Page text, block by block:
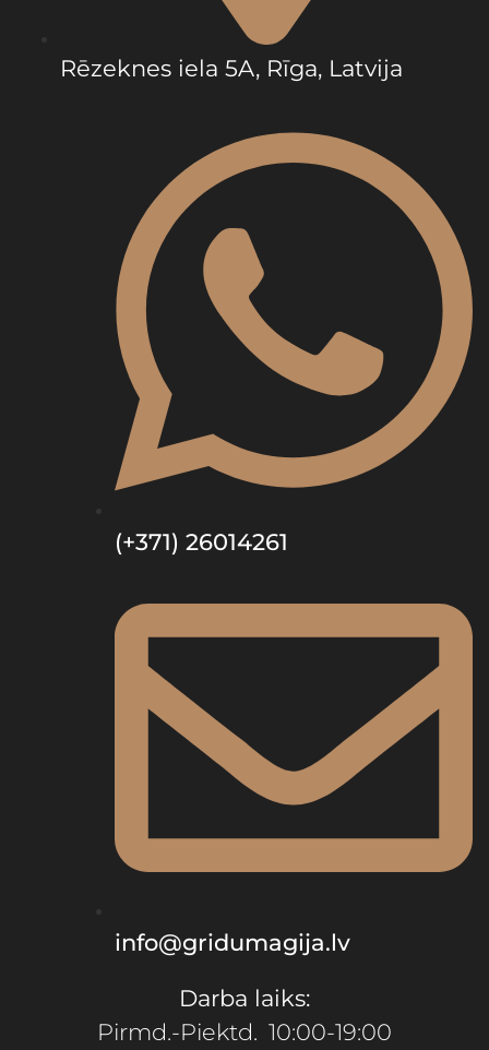
Rēzeknes iela 5A, Rīga, Latvija
(+371) 26014261
info@gridumagija.lv
Darba laiks:
Pirmd.-Piektd. 10:00-19:00